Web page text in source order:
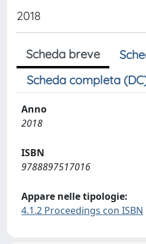
2018
Scheda breve
Scheda completa
Anno
2018
ISBN
9788897517016
Appare nelle tipologie:
4.1.2 Proceedings con ISBN